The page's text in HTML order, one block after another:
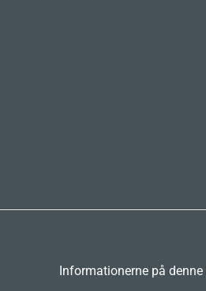
Informationerne på